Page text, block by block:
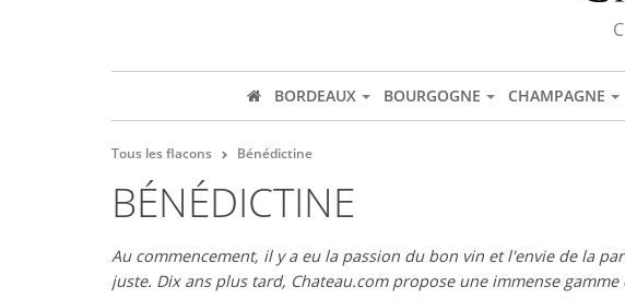
BORDEAUX BOURGOGNE CHAMPAGNE
Tous les flacons Bénédictine
BÉNÉDICTINE
Au commencement, il y a eu la passion du bon vin et l'envie de la
juste. Dix ans plus tard, Chateau.com propose une immense